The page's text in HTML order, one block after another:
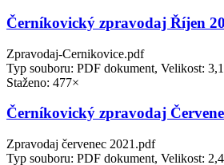
Černíkovický zpravodaj Říjen
Zpravodaj-Cernikovice.pdf
Typ souboru: PDF dokument, Velikost:
Staženo: 477×
Černíkovický zpravodaj
Zpravodaj červenec 2021.pdf
Typ souboru: PDF dokument, Velikost: